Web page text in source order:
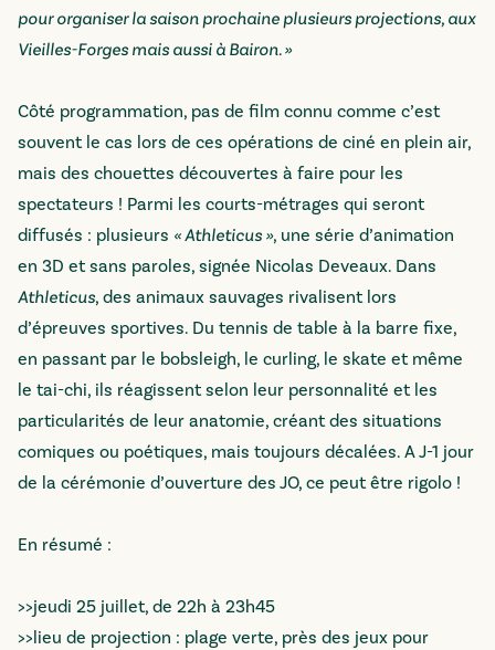
pour organiser la saison prochaine plusieurs projections, aux
Vieilles-Forges mais aussi à Bairon. »
Côté programmation, pas de film connu comme c’est
souvent le cas lors de ces opérations de ciné en plein air,
mais des chouettes découvertes à faire pour les
spectateurs ! Parmi les courts-métrages qui seront
diffusés : plusieurs « Athleticus », une série d’animation
en 3D et sans paroles, signée Nicolas Deveaux. Dans
Athleticus, des animaux sauvages rivalisent lors
d’épreuves sportives. Du tennis de table à la barre fixe,
en passant par le bobsleigh, le curling, le skate et même
le tai-chi, ils réagissent selon leur personnalité et les
particularités de leur anatomie, créant des situations
comiques ou poétiques, mais toujours décalées. A J-1 jour
de la cérémonie d’ouverture des JO, ce peut être rigolo !
En résumé :
>>jeudi 25 juillet, de 22h à 23h45
>>lieu de projection : plage verte, près des jeux pour